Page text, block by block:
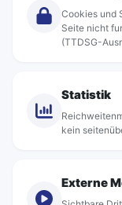
Über Rebus
Standorte
Cookies und
Seite nicht
(TTDSG-
Statistik
kein
Externe